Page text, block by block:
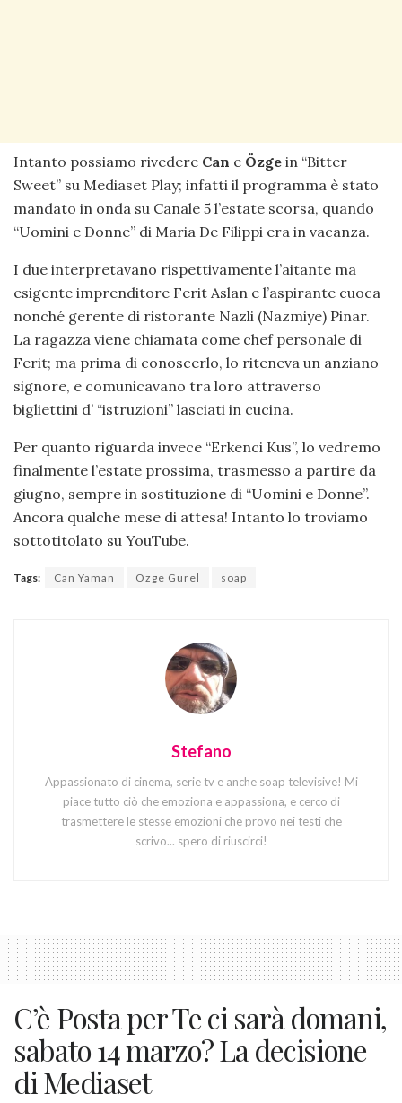
Intanto possiamo rivedere Can e Özge in “Bitter
Sweet” su Mediaset Play; infatti il programma è stato
mandato in onda su Canale 5 l’estate scorsa, quando
“Uomini e Donne” di Maria De Filippi era in vacanza.
I due interpretavano rispettivamente l’aitante ma
esigente imprenditore Ferit Aslan e l’aspirante cuoca
nonché gerente di ristorante Nazli (Nazmiye) Pinar.
La ragazza viene chiamata come chef personale di
Ferit; ma prima di conoscerlo, lo riteneva un anziano
signore, e comunicavano tra loro attraverso
bigliettini d’ “istruzioni” lasciati in cucina.
Per quanto riguarda invece “Erkenci Kus”, lo vedremo
finalmente l’estate prossima, trasmesso a partire da
giugno, sempre in sostituzione di “Uomini e Donne”.
Ancora qualche mese di attesa! Intanto lo troviamo
sottotitolato su YouTube.
Tags: Can Yaman Ozge Gurel soap
Stefano
Appassionato di cinema, serie tv e anche soap televisive! Mi
piace tutto ciò che emoziona e appassiona, e cerco di
trasmettere le stesse emozioni che provo nei testi che
scrivo... spero di riuscirci!
C’è Posta per Te ci sarà domani,
sabato 14 marzo? La decisione
di Mediaset